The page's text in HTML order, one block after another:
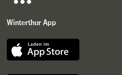
Winterthur App